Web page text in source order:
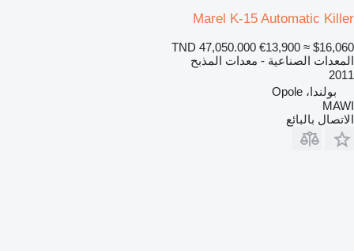
Marel K-15 Automatic Killer
TND 47,050.000 €13,900 ≈ $16,060
المعدات الصناعية - معدات المذبح
2011
بولندا، Opole
MAWI
الاتصال بالبائع